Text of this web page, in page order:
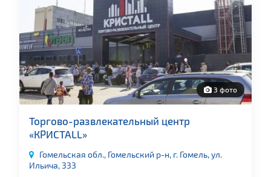
3 фото
Торгово-развлекательный центр
«КРИСТАLL»
Гомельская обл., Гомельский р-н, г. Гомель, ул.
Ильича, 333